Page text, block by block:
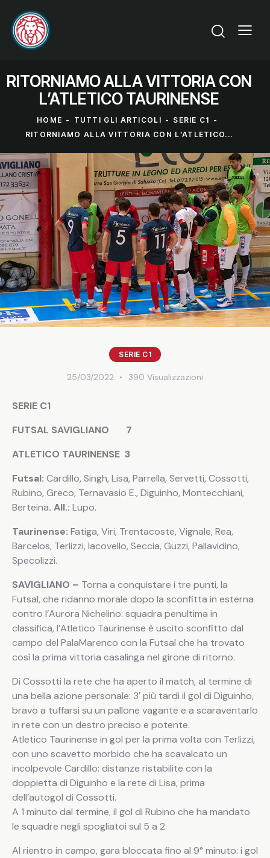
RITORNIAMO ALLA VITTORIA CON
L’ATLETICO TAURINENSE
HOME TUTTI GLI ARTICOLI
SERIE C1
RITORNIAMO ALLA VITTORIA CON L’ATLETICO...
SERIE C1
25/03/2022 390 Visualizzazioni
SERIE C1
FUTSAL SAVIGLIANO 7
ATLETICO TAURINENSE 3
Futsal: Cardillo, Singh, Lisa, Parrella, Servetti, Cossotti,
Rubino, Greco, Ternavasio E., Diguinho, Montecchiani,
Berteina. All.: Lupo.
Taurinense: Fatiga, Viri, Trentacoste, Vignale, Rea,
Barcelos, Terlizzi, Iacovello, Seccia, Guzzi, Pallavidino,
Specolizzi.
SAVIGLIANO – Torna a conquistare i tre punti, la
Futsal, che ridanno morale dopo la sconfitta in esterna
contro l’Aurora Nichelino: squadra penultima in
classifica, l’Atletico Taurinense è uscito sconfitto dal
campo del PalaMarenco con la Futsal che ha trovato
così la prima vittoria casalinga nel girone di ritorno.
Di Cossotti la rete che ha aperto il match, al termine di
una bella azione personale: 3′ più tardi il gol di Diguinho,
bravo a tuffarsi su un pallone vagante e a scaraventarlo
in rete con un destro preciso e potente.
Atletico Taurinense in gol per la prima volta con Terlizzi,
con uno scavetto morbido che ha scavalcato un
incolpevole Cardillo: distanze ristabilite con la
doppietta di Diguinho e la rete di Lisa, prima
dell’autogol di Cossotti.
A 1 minuto dal termine, il gol di Rubino che ha mandato
le squadre negli spogliatoi sul 5 a 2.
Al rientro in campo, gara bloccata fino al 9° minuto: i gol